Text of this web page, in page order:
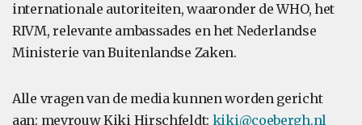
internationale autoriteiten, waaronder de WHO, het
RIVM, relevante ambassades en het Nederlandse
Ministerie van Buitenlandse Zaken.
Alle vragen van de media kunnen worden gericht
aan: mevrouw Kiki Hirschfeldt: kiki@coebergh.nl